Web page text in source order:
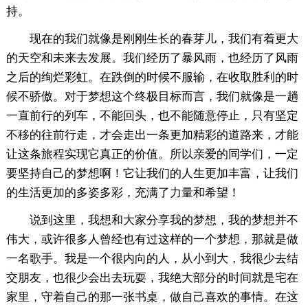
持。
现在的我们就像是刚刚生长的春芽儿，我们有着更大
的天空和未来去发展。我们经历了暴风雨，也经历了风雨
之后的绚烂彩虹。在跌倒的时候不服输，在收取胜利的时
候不骄傲。对于梦想这个终极目标而言，我们就像是一趟
一直前行的列车，不能回头，也不能随意停止，只有坚定
不移的往前行走，才会走出一条更加精彩的道路来，才能
让这条旅程实现它真正的价值。所以亲爱的同学们，一定
要坚持自己的梦想啊！它让我们的人生更加丰富，让我们
的生活更加的多姿多彩，充满了力量和希望！
说到这里，我想和大家分享我的梦想，我的梦想并不
伟大，或许很多人曾经也有过这样的一个梦想，那就是做
一名歌手。我是一个很内向的人，从小到大，我很少去结
交朋友，也很少会出去玩耍，我绝大部分的时间就是宅在
家里，守着自己的那一张书桌，做自己喜欢的事情。在这